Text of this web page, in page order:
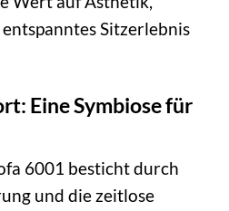
Sitzerlebnis
Eine Symbiose für
6001 besticht durch
und die zeitlose